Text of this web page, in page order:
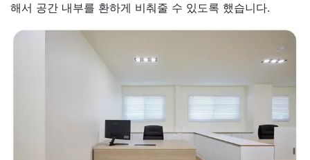
해서 공간 내부를 환하게 비춰줄 수 있도록 했습니다.